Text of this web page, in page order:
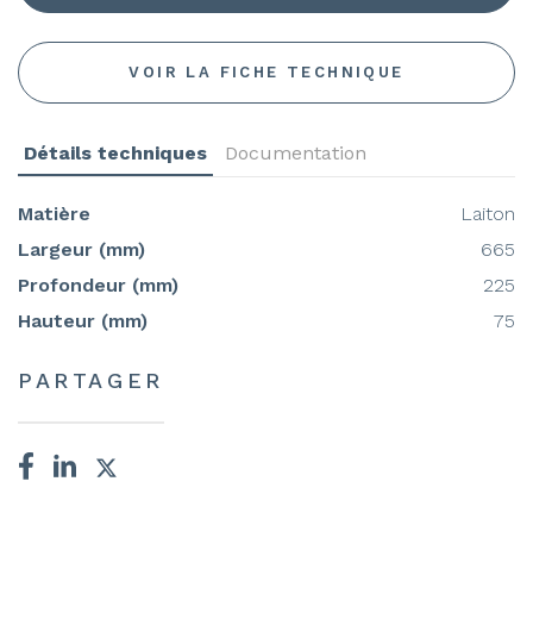
VOIR LA FICHE TECHNIQUE
Détails techniques Documentation
Matière
Laiton
Largeur (mm)
665
Profondeur (mm)
225
Hauteur (mm)
75
PARTAGER